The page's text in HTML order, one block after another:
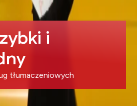
i
tłumaczeniowych